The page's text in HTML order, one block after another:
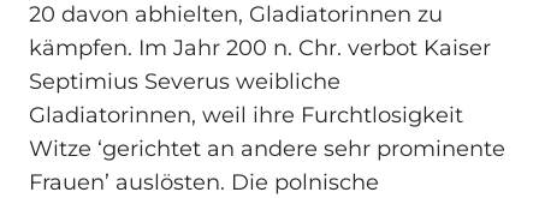
20 davon abhielten, Gladiatorinnen zu
kämpfen. Im Jahr 200 n. Chr. verbot Kaiser
Septimius Severus weibliche
Gladiatorinnen, weil ihre Furchtlosigkeit
Witze ‘gerichtet an andere sehr prominente
Frauen’ auslösten. Die polnische